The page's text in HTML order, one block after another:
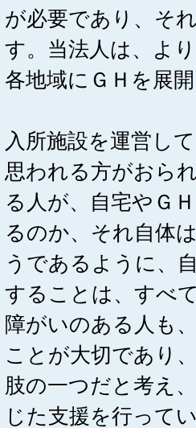
が必要であり、そ
す。当法人は、よ
各地域にＧＨを展
入所施設を運営し
思われる方がおら
る人が、自宅やＧ
るのか、それ自体
うであるように、
することは、すべ
障がいのある人も
ことが大切であり
肢の一つだと考え
じた支援を行って